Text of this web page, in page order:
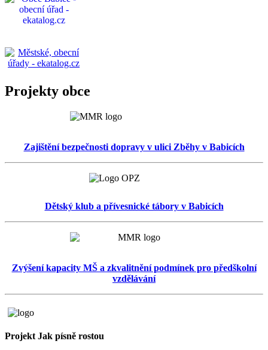
Projekty obce
Zajištění bezpečnosti dopravy v ulici Zběhy v Babicích
Dětský klub a přívesnické tábory v Babicích
Zvýšení kapacity MŠ a zkvalitnění podmínek pro předškolní
vzdělávání
Projekt Jak písně rostou